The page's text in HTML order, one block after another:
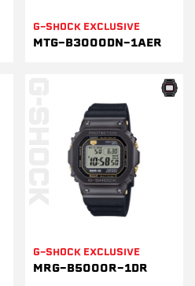
G-SHOCK EXCLUSIVE
MTG-B3000DN-1AER
G-SHOCK EXCLUSIVE
MRG-B5000R-1DR